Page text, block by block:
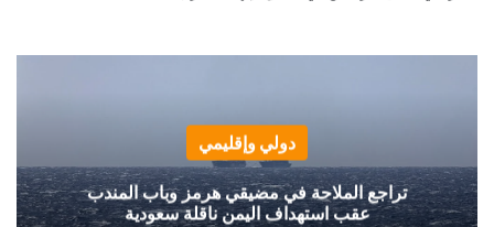
دولي وإقليمي
تراجع الملاحة في مضيقي هرمز وباب المندب
عقب استهداف اليمن ناقلة سعودية